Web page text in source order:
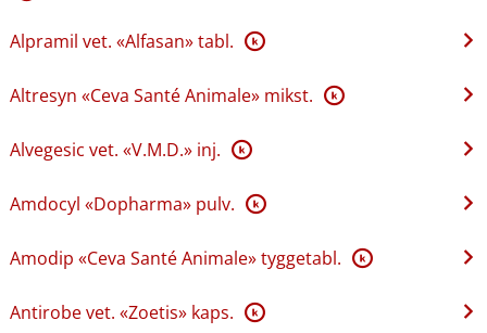
Alpramil vet. «Alfasan» tabl. K
Altresyn «Ceva Santé Animale» mikst. K
Alvegesic vet. «V.M.D.» inj. K
Amdocyl «Dopharma» pulv. K
Amodip «Ceva Santé Animale» tyggetabl. K
Antirobe vet. «Zoetis» kaps. K